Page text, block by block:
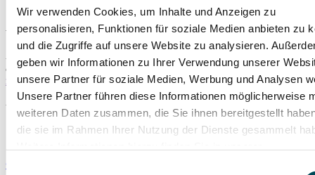
Wir verwenden Cookies, um Inhalte und Anzeigen zu
personalisieren, Funktionen für soziale Medien anbieten zu
und die Zugriffe auf unsere Website zu analysieren.
geben wir Informationen zu Ihrer Verwendung unserer
unsere Partner für soziale Medien, Werbung und Analysen
Unsere Partner führen diese Informationen möglicherweise
weiteren Daten zusammen, die Sie ihnen bereitgestellt
die sie im Rahmen Ihrer Nutzung der Dienste gesammelt
Einwilligungsauswahl
Allerheiligen-Hofkirche
80333 München
zum Routenplaner mehr Infos
Weitere Veranstaltungsempfehlungen
© Steven Lüdtke